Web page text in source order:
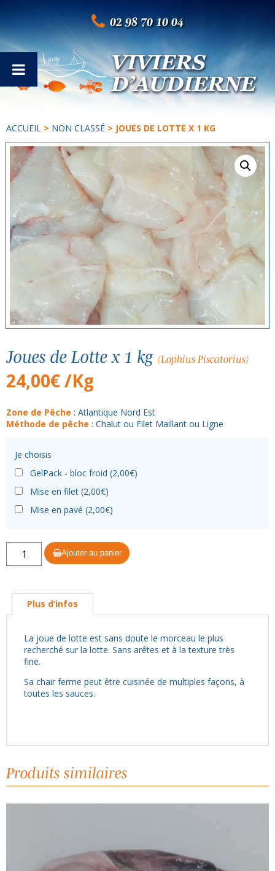
02 98 70 10 04
ACCUEIL > NON CLASSÉ > JOUES DE LOTTE X 1 KG
Joues de Lotte x 1 kg (Lophius Piscatorius)
24,00€/Kg
Zone de Pêche : Atlantique Nord Est
Méthode de pêche : Chalut ou Filet Maillant ou Ligne
Je choisis
GelPack - bloc froid (2,00€)
Mise en filet (2,00€)
Mise en pavé (2,00€)
quantité
de
de
Ajouter au panier
Plus d’infos
La joue de lotte est sans doute le morceau le plus
recherché sur la lotte. Sans arêtes et à la texture très
fine.
Sa chair ferme peut être cuisinée de multiples façons, à
toutes les sauces.
Produits similaires